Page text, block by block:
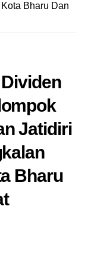
Bharu Dan
Jatidiri
Bharu